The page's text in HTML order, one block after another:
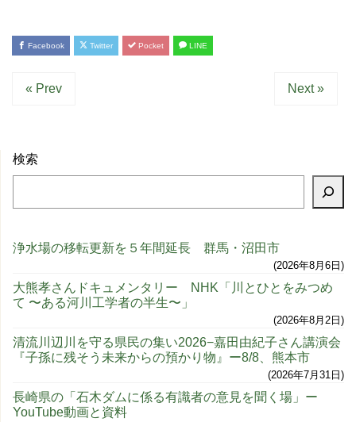
Facebook Twitter Pocket LINE
« Prev Next »
検索
浄水場の移転更新を５年間延長 群馬・沼田市
2026年8月6日
大熊孝さんドキュメンタリー NHK「川とひとをみつめ
て 〜ある河川工学者の半生〜」
2026年8月2日
清流川辺川を守る県民の集い2026−嘉田由紀子さん講演会
『子孫に残そう未来からの預かり物』ー8/8、熊本市
2026年7月31日
長崎県の「石木ダムに係る有識者の意見を聞く場」ー
YouTube動画と資料